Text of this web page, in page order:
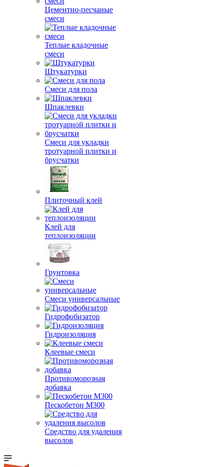
Цементно-песчаные
смеси
Теплые кладочные
смеси
Штукатурки
Смеси для пола
Шпаклевки
Смеси для укладки
тротуарной плитки и
брусчатки
Плиточный клей
Клей для
теплоизоляции
Грунтовка
Смеси универсальные
Гидрофобизатор
Гидроизоляция
Клеевые смеси
Противоморозная
добавка
Пескобетон М300
Средство для удаления
высолов